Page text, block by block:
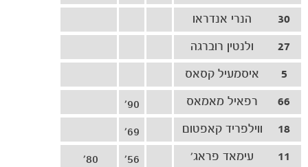
30
הנרי אנדראו
27
ולנטין רוברגה
5
איסמעיל קסאס
66
רפאיל מאמאס
90'
18
ווילפריד קאפטום
69'
11
עימאד פראג' 80'
56'